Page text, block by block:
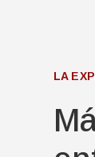
LA